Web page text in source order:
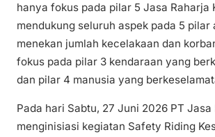
hanya fokus pada pilar 5 Jasa Raharja
mendukung seluruh aspek pada 5 pilar
menekan jumlah kecelakaan dan
fokus pada pilar 3 kendaraan yang
dan pilar 4 manusia yang
Pada hari Sabtu, 27 Juni 2026 PT Jasa
menginisiasi kegiatan Safety Riding